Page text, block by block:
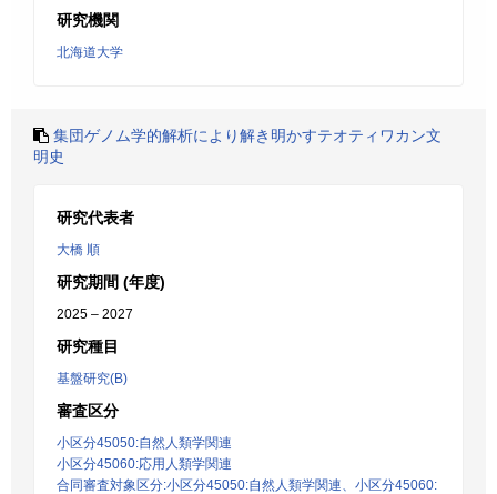
研究機関
北海道大学
集団ゲノム学的解析により解き明かすテオティワカン文
明史
研究代表者
大橋 順
研究期間 (年度)
2025 – 2027
研究種目
基盤研究(B)
審査区分
小区分45050:自然人類学関連
小区分45060:応用人類学関連
合同審査対象区分:小区分45050:自然人類学関連、小区分45060: